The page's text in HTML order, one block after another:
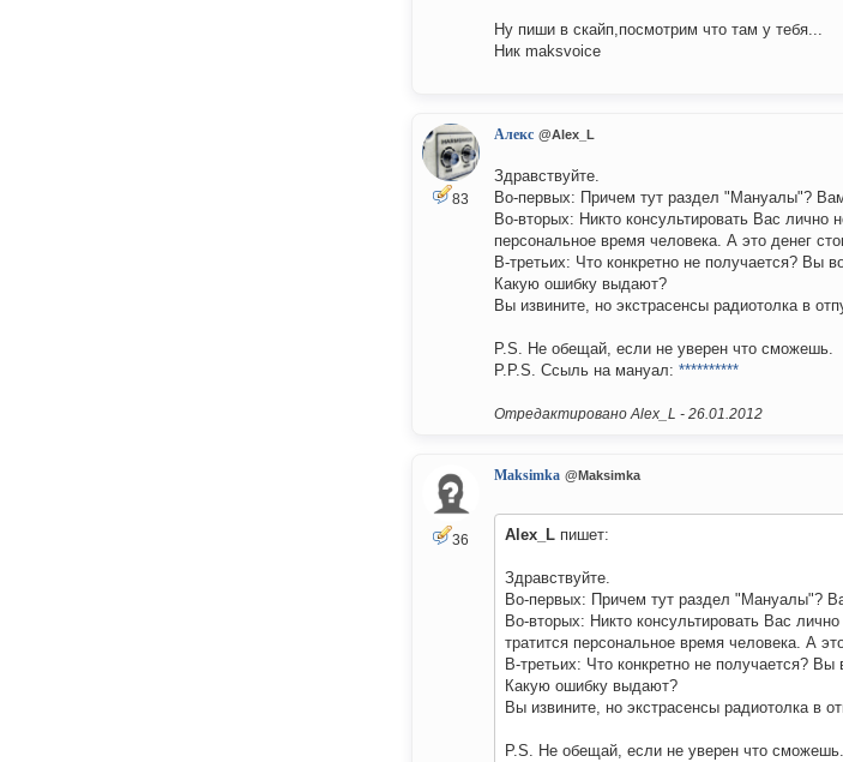
Ну пиши в скайп,посмотрим что там у тебя...
Ник maksvoice
83
Алекс @Alex_L
Здравствуйте.
Во-первых: Причем тут раздел "Мануалы"?
Во-вторых: Никто консультировать Вас лично
персональное время человека. А это денег
В-третьих: Что конкретно не получается? Вы
Какую ошибку выдают?
Вы извините, но экстрасенсы радиотолка в
P.S. Не обещай, если не уверен что сможешь.
P.P.S. Ссыль на мануал: **********
Отредактировано Alex_L - 26.01.2012
36
Maksimka @Maksimka
Alex_L пишет:
Здравствуйте.
Во-первых: Причем тут раздел "Мануалы"?
Во-вторых: Никто консультировать Вас
тратится персональное время человека. А
В-третьих: Что конкретно не получается?
Какую ошибку выдают?
Вы извините, но экстрасенсы радиотолка в
P.S. Не обещай, если не уверен что сможешь.